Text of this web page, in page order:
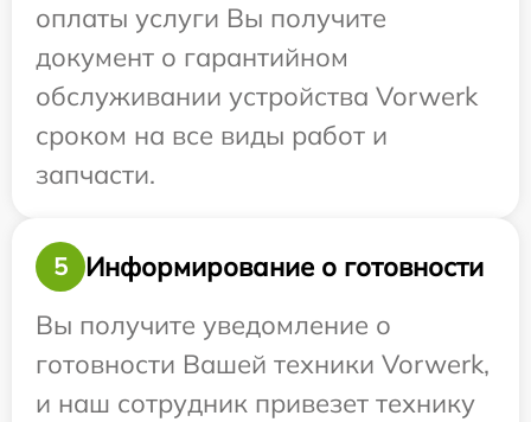
оплаты услуги Вы получите
документ о гарантийном
обслуживании устройства Vorwerk
сроком на все виды работ и
запчасти.
5
Информирование о готовности
Вы получите уведомление о
готовности Вашей техники Vorwerk,
и наш сотрудник привезет технику